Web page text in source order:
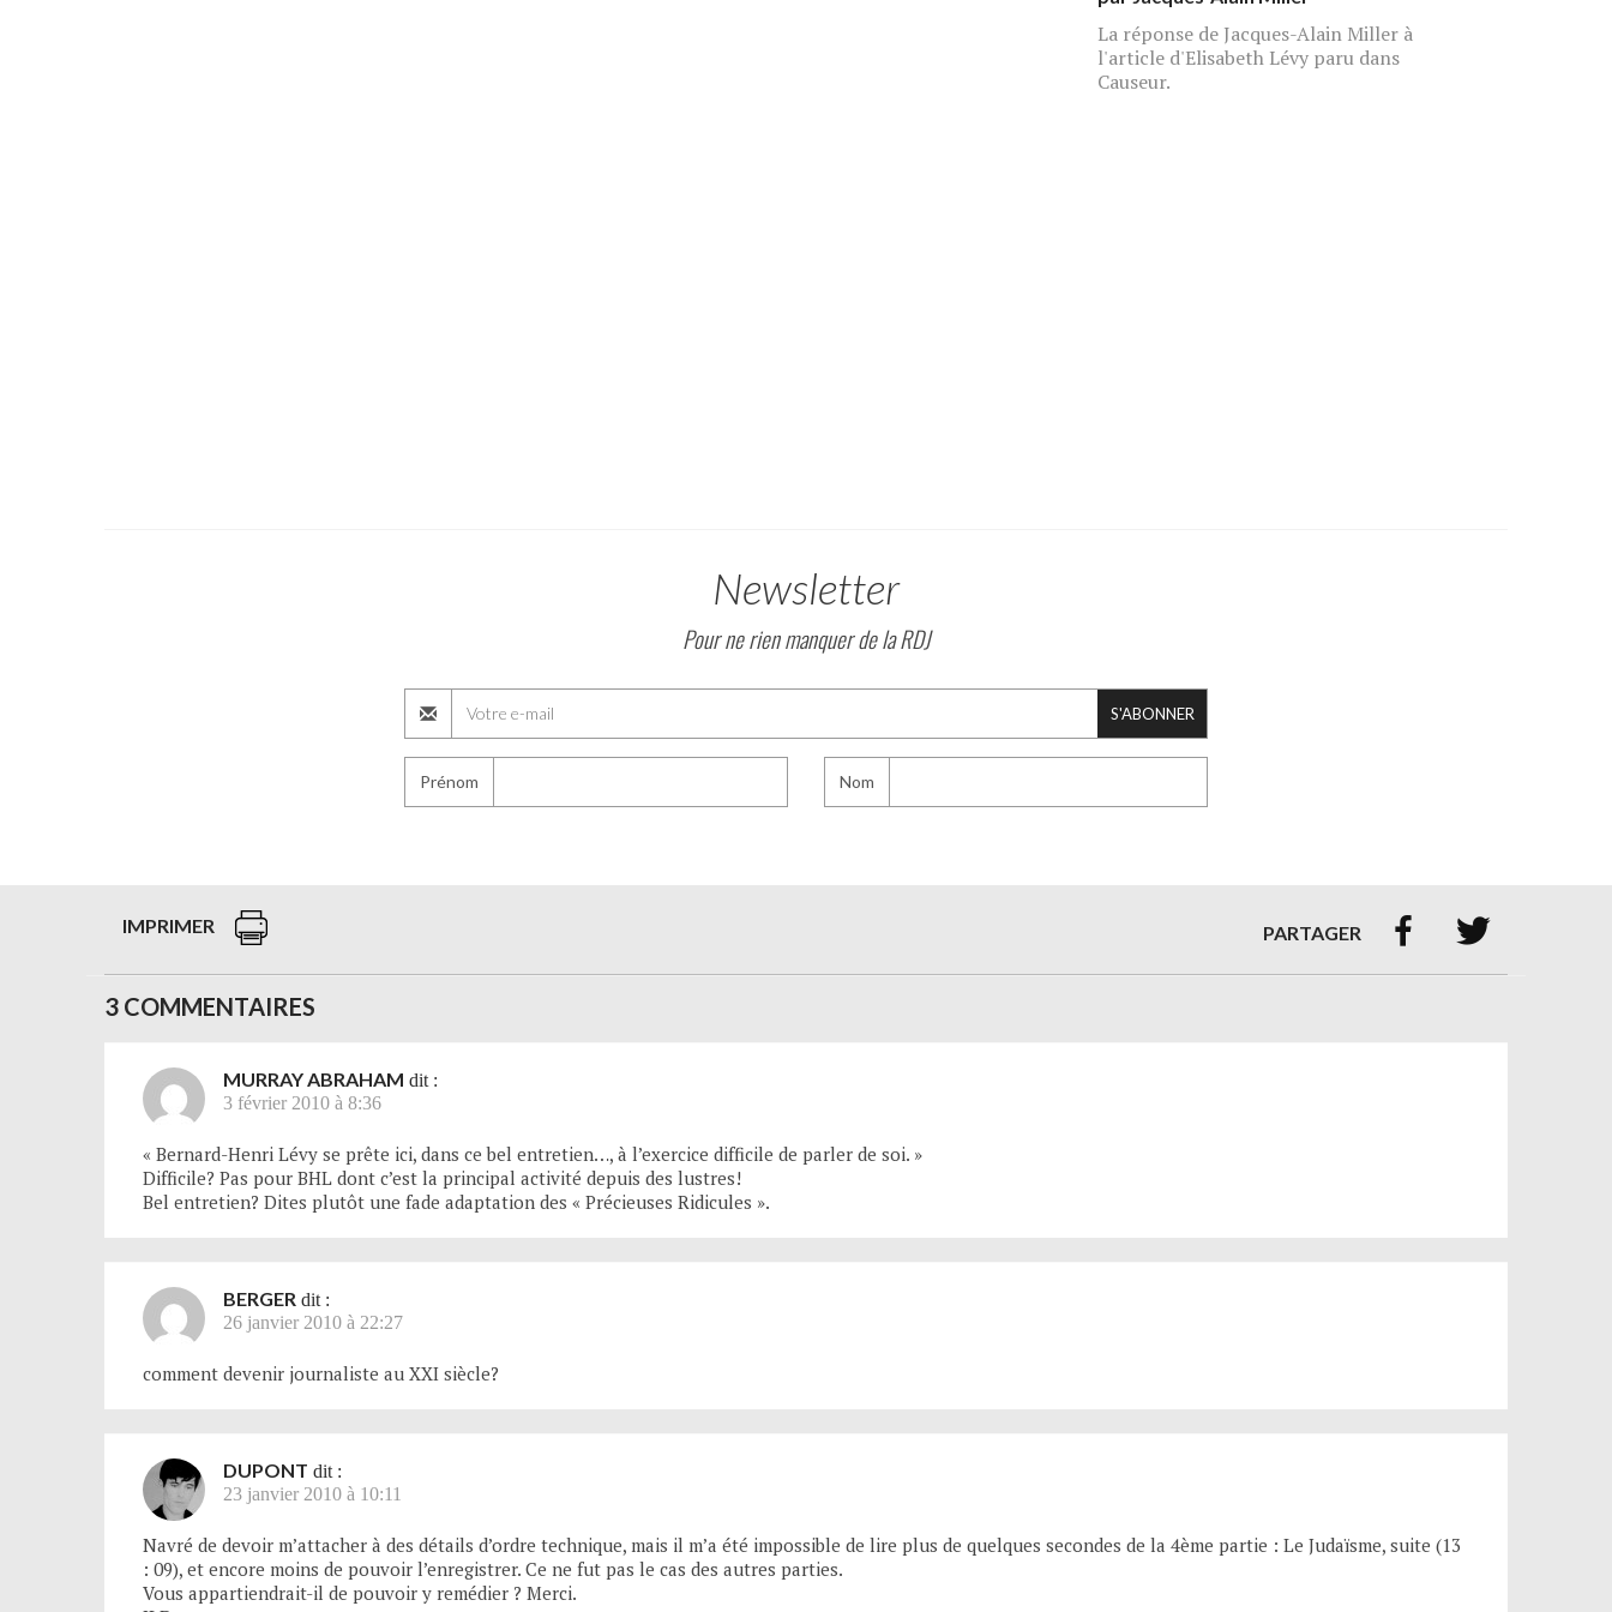
La réponse de Jacques-Alain Miller à
l'article d'Elisabeth Lévy paru dans
Causeur.
Newsletter
Pour ne rien manquer de la RDJ
S'ABONNER
Prénom Nom
IMPRIMER PARTAGER  
3 COMMENTAIRES
MURRAY ABRAHAM dit :
3 février 2010 à 8:36
« Bernard-Henri Lévy se prête ici, dans ce bel entretien…, à l’exercice difficile de parler de soi. »
Difficile? Pas pour BHL dont c’est la principal activité depuis des lustres!
Bel entretien? Dites plutôt une fade adaptation des « Précieuses Ridicules ».
BERGER dit :
26 janvier 2010 à 22:27
comment devenir journaliste au XXI siècle?
DUPONT dit :
23 janvier 2010 à 10:11
Navré de devoir m’attacher à des détails d’ordre technique, mais il m’a été impossible de lire plus de quelques secondes de la 4ème partie : Le Judaïsme, suite (13
: 09), et encore moins de pouvoir l’enregistrer. Ce ne fut pas le cas des autres parties.
Vous appartiendrait-il de pouvoir y remédier ? Merci.